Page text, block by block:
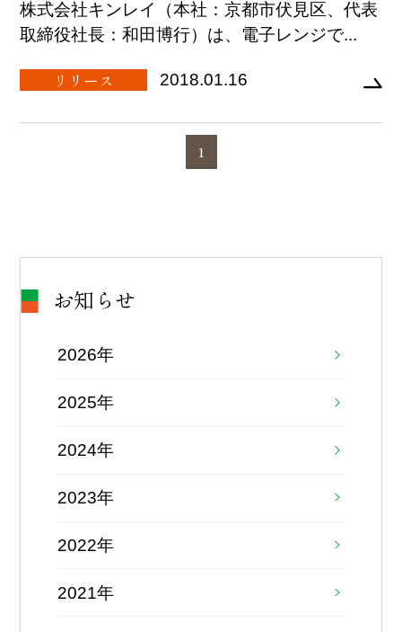
株式会社キンレイ（本社：京都市伏見区、代表
取締役社長：和田博行）は、電子レンジで...
リリース 2018.01.16
1
お知らせ
2026年
2025年
2024年
2023年
2022年
2021年